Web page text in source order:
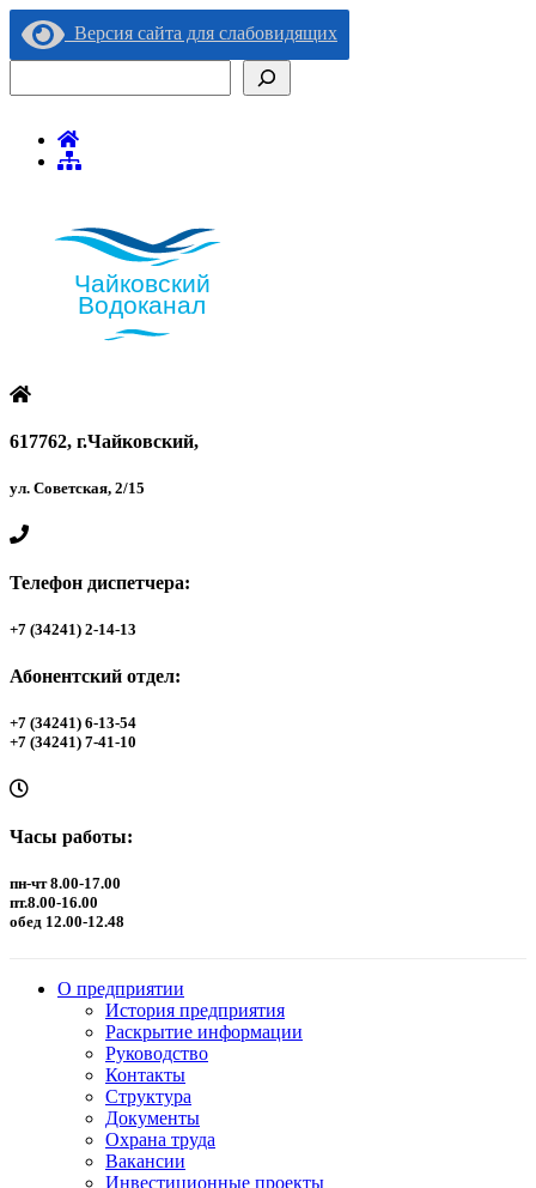
Версия сайта для слабовидящих
617762, г.Чайковский,
ул. Советская, 2/15
Телефон диспетчера:
+7 (34241) 2-14-13
Абонентский отдел:
+7 (34241) 6-13-54
+7 (34241) 7-41-10
Часы работы:
пн-чт 8.00-17.00
пт.8.00-16.00
обед 12.00-12.48
О предприятии
История предприятия
Раскрытие информации
Руководство
Контакты
Структура
Документы
Охрана труда
Вакансии
Инвестиционные проекты